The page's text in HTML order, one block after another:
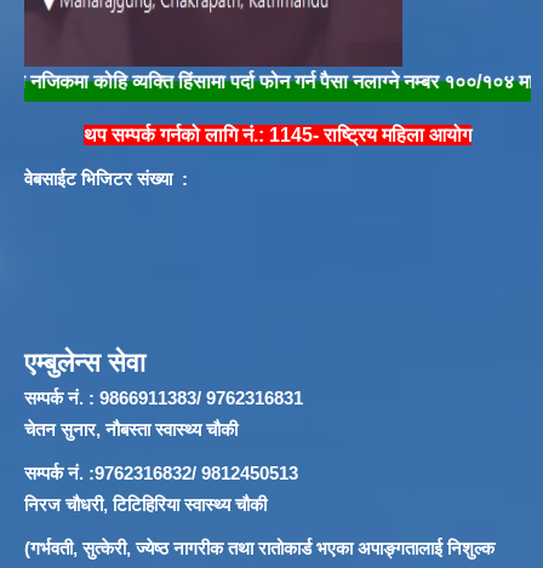
कोहि व्यक्ति हिंसामा पर्दा फोन गर्न पैसा नलाग्ने नम्बर १००/१०४ मा फोन
थप सम्पर्क गर्नको लागि नं.: 1145- राष्ट्रिय महिला आयोग
वेबसाईट भिजिटर संख्या :
एम्बुलेन्स सेवा
सम्पर्क नं. : 9866911383/ 9762316831
चेतन सुनार, नौबस्ता स्वास्थ्य चौकी
सम्पर्क नं. :9762316832/ 9812450513
निरज चौधरी, टिटिहिरिया स्वास्थ्य चौकी
(गर्भवती, सुत्केरी, ज्येष्ठ नागरीक तथा रातोकार्ड भएका अपाङ्गतालाई निशुल्क